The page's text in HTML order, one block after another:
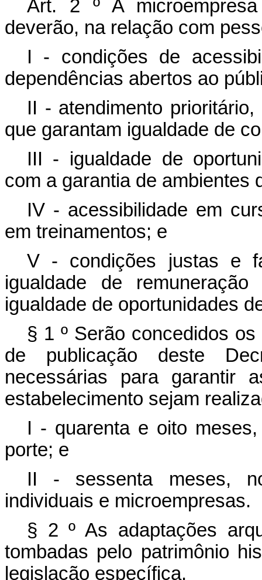
Art. 2ºA
deverão, na relação com
I - condições de
dependências abertos ao
II - atendimento
que garantam igualdade de
III - igualdade de
com a garantia de ambientes
IV - acessibilidade em
em treinamentos; e
V - condições justas e
igualdade de
igualdade de oportunidades
§ 1 º Serão concedidos
de publicação deste
necessárias para garantir
estabelecimento sejam
I - quarenta e oito
porte; e
II - sessenta meses,
individuais e microempresas.
§ 2ºAs adaptações
tombadas pelo patrimônio
legislação específica.